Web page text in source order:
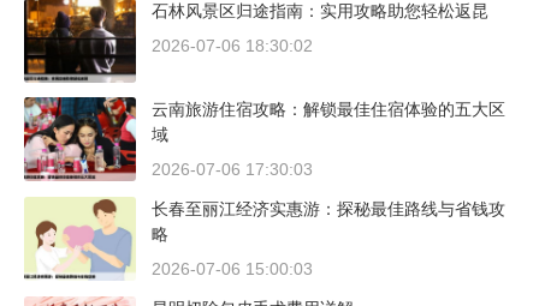
石林风景区归途指南：实用攻略助您轻松返昆
2026-07-06 18:30:02
云南旅游住宿攻略：解锁最佳住宿体验的五大区
域
2026-07-06 17:30:03
长春至丽江经济实惠游：探秘最佳路线与省钱攻
略
2026-07-06 15:00:03